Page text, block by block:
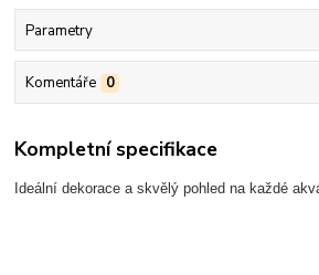
Parametry
Komentáře 0
Kompletní specifikace
Ideální dekorace a skvělý pohled na každé